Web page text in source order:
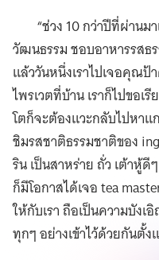
“ช่วง 10 กว่าปีที่ผ่านม
วัฒนธรรม ชอบอาหารรสธ
แล้ววันหนึ่งเราไปเจอคุณ
ไพรเวตที่บ้าน เราก็ไปขอเ
โตก็จะต้องแวะกลับไปหา
ชิมรสชาติธรรมชาติของ
ริน เป็นสาหร่าย ถั่ว เต้าหู้ดีๆ
ก็มีโอกาสได้เจอ tea
ให้กับเรา ถือเป็นความบังเ
ทุกๆ อย่างเข้าไว้ด้วยกันตั้ง